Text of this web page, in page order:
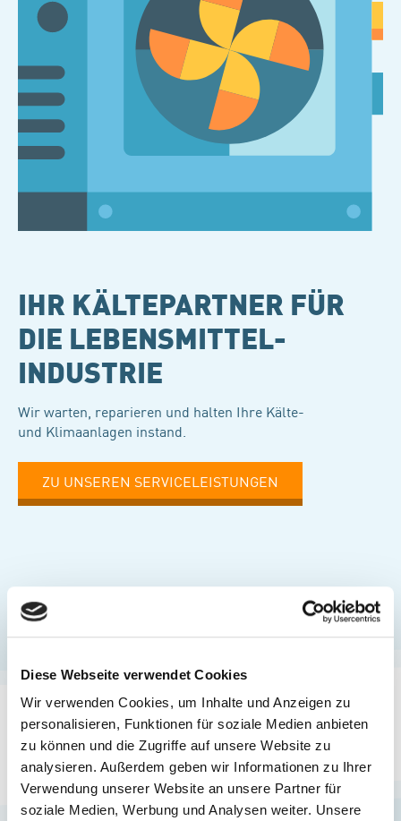
Diese Webseite verwendet Cookies
Wir verwenden Cookies, um Inhalte und Anzeigen zu
personalisieren, Funktionen für soziale Medien anbieten
zu können und die Zugriffe auf unsere Website zu
analysieren. Außerdem geben wir Informationen zu Ihrer
Verwendung unserer Website an unsere Partner für
soziale Medien, Werbung und Analysen weiter. Unsere
IHR KÄLTEPARTNER FÜR
DIE LEBENSMITTEL-
INDUSTRIE
Wir warten, reparieren und halten Ihre Kälte-
und Klimaanlagen instand.
ZU UNSEREN SERVICELEISTUNGEN